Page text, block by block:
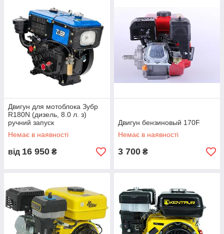
Двигун для мотоблока Зубр
R180N (дизель, 8.0 л. з)
ручний запуск
Немає в наявності
від 16 950 ₴
Двигун бензиновый 170F
Немає в наявності
3 700 ₴